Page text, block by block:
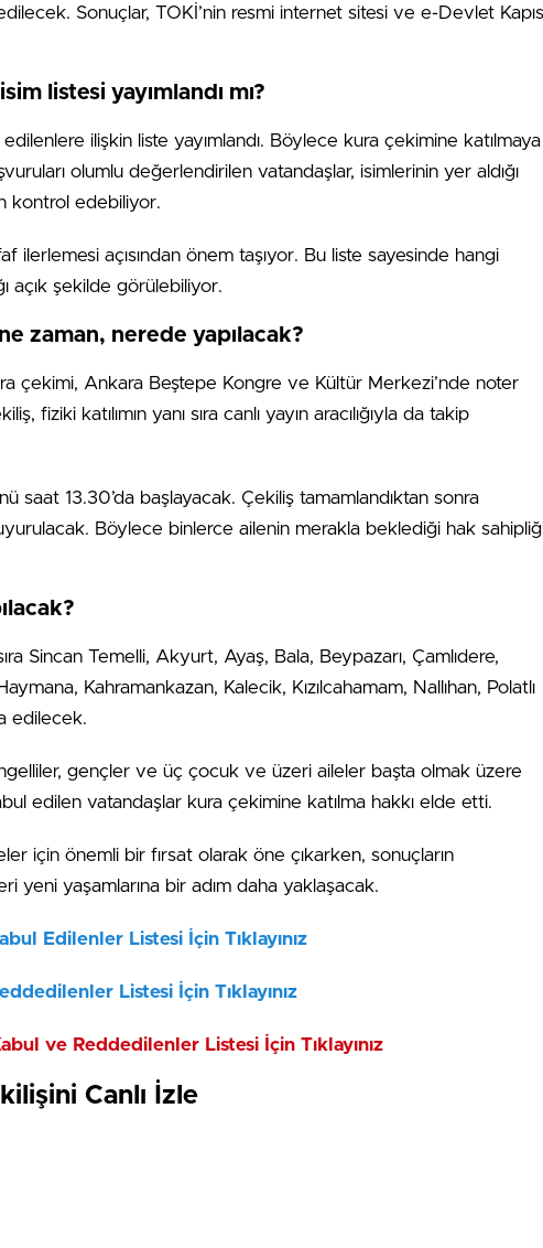
Sonuçlar, TOKİ’nin resmi internet sitesi ve e-Devlet
listesi yayımlandı mı?
ilişkin liste yayımlandı. Böylece kura çekimine katılmaya
olumlu değerlendirilen vatandaşlar, isimlerinin yer aldığı
kontrol edebiliyor.
ilerlemesi açısından önem taşıyor. Bu liste sayesinde hangi
açık şekilde görülebiliyor.
zaman, nerede yapılacak?
çekimi, Ankara Beştepe Kongre ve Kültür Merkezi’nde noter
fiziki katılımın yanı sıra canlı yayın aracılığıyla da takip
saat 13.30’da başlayacak. Çekiliş tamamlandıktan sonra
Böylece binlerce ailenin merakla beklediği hak
Sincan Temelli, Akyurt, Ayaş, Bala, Beypazarı, Çamlıdere,
Kahramankazan, Kalecik, Kızılcahamam, Nallıhan, Polatlı
edilecek.
gençler ve üç çocuk ve üzeri aileler başta olmak üzere
edilen vatandaşlar kura çekimine katılma hakkı elde etti.
için önemli bir fırsat olarak öne çıkarken, sonuçların
yeni yaşamlarına bir adım daha yaklaşacak.
Edilenler Listesi İçin Tıklayınız
Listesi İçin Tıklayınız
ve Reddedilenler Listesi İçin Tıklayınız
Canlı İzle